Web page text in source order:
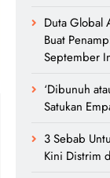
Duta Global
Buat
September
‘Dibunuh
Satukan
3 Sebab
Kini Distrim